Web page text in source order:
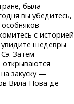
была
вы убедитесь,
с историей
увидите шедевры
Сэ. Затем
открываются
закуску —
Вила-Нова-де-